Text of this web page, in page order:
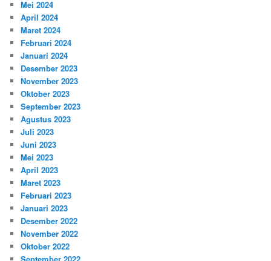
Mei 2024
April 2024
Maret 2024
Februari 2024
Januari 2024
Desember 2023
November 2023
Oktober 2023
September 2023
Agustus 2023
Juli 2023
Juni 2023
Mei 2023
April 2023
Maret 2023
Februari 2023
Januari 2023
Desember 2022
November 2022
Oktober 2022